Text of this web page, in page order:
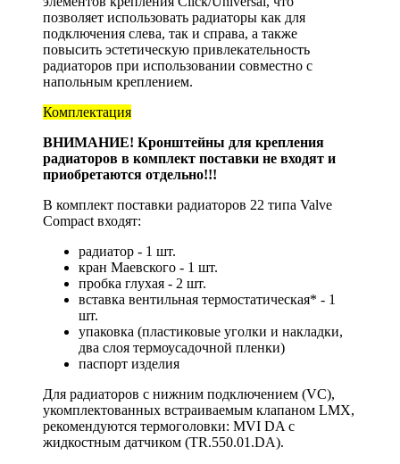
позволяет использовать радиаторы как для
подключения слева, так и справа, а также
повысить эстетическую привлекательность
радиаторов при использовании совместно с
напольным креплением.
Комплектация
ВНИМАНИЕ! Кронштейны для крепления
радиаторов в комплект поставки не входят и
приобретаются отдельно!!!
В комплект поставки радиаторов 22 типа Valve
Compact входят:
радиатор - 1 шт.
кран Маевского - 1 шт.
пробка глухая - 2 шт.
вставка вентильная термостатическая* - 1
шт.
упаковка (пластиковые уголки и накладки,
два слоя термоусадочной пленки)
паспорт изделия
Для радиаторов с нижним подключением (VC),
укомплектованных встраиваемым клапаном LMX,
рекомендуются термоголовки: MVI DA с
жидкостным датчиком (TR.550.01.DA).